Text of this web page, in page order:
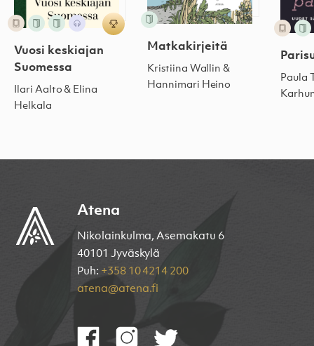
Vuosi keskiajan
Suomessa
Ilari Aalto & Elina
Helkala
Matkakirjeitä
Kristiina Wallin &
Hannimari Heino
Paula
Atena
Nikolainkulma, Asemakatu 6
40101 Jyväskylä
Puh: +358 10 4214 200
atena@atena.fi